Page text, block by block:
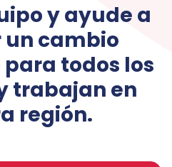
y ayude a
cambio
todos los
trabajan en
región.